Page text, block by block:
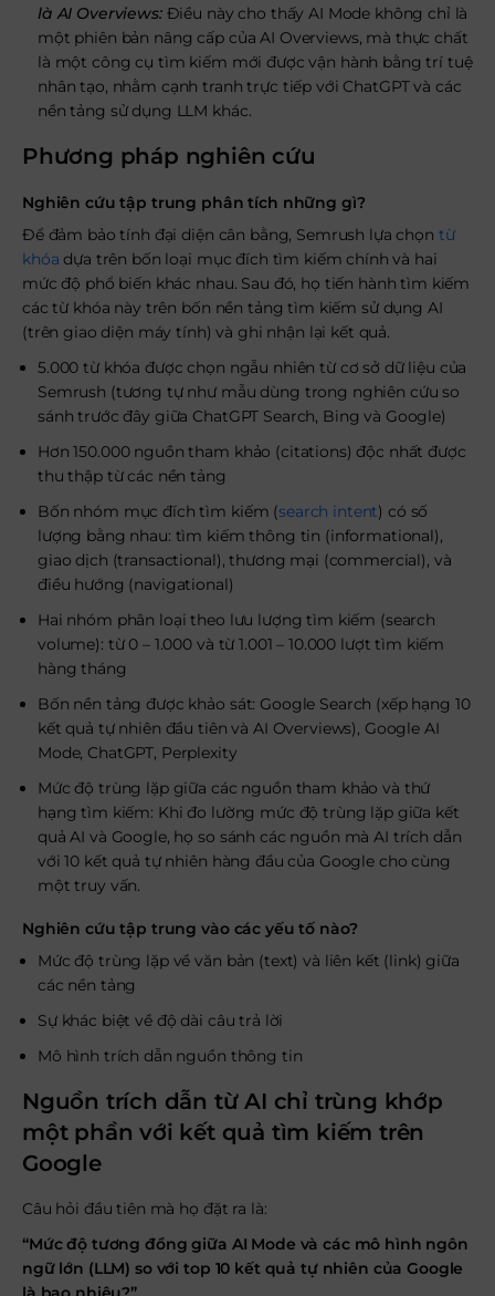
là AI Overviews:Điều này cho thấy AI Mode không chỉ là
một phiên bản nâng cấp của AI Overviews, mà thực chất
là một công cụ tìm kiếm mới được vận hành bằng trí tuệ
nhân tạo, nhằm cạnh tranh trực tiếp với ChatGPT và các
nền tảng sử dụng LLM khác.
Phương pháp nghiên cứu
Nghiên cứu tập trung phân tích những gì?
Để đảm bảo tính đại diện cân bằng, Semrush lựa chọn từ
khóa dựa trên bốn loại mục đích tìm kiếm chính và hai
mức độ phổ biến khác nhau. Sau đó, họ tiến hành tìm kiếm
các từ khóa này trên bốn nền tảng tìm kiếm sử dụng AI
(trên giao diện máy tính) và ghi nhận lại kết quả.
5.000 từ khóa được chọn ngẫu nhiên từ cơ sở dữ liệu của
Semrush (tương tự như mẫu dùng trong nghiên cứu so
sánh trước đây giữa ChatGPT Search, Bing và Google)
Hơn 150.000 nguồn tham khảo (citations) độc nhất được
thu thập từ các nền tảng
Bốn nhóm mục đích tìm kiếm (search intent) có số
lượng bằng nhau: tìm kiếm thông tin (informational),
giao dịch (transactional), thương mại (commercial), và
điều hướng (navigational)
Hai nhóm phân loại theo lưu lượng tìm kiếm (search
volume): từ 0 – 1.000 và từ 1.001 – 10.000 lượt tìm kiếm
hàng tháng
Bốn nền tảng được khảo sát: Google Search (xếp hạng 10
kết quả tự nhiên đầu tiên và AI Overviews), Google AI
Mode, ChatGPT, Perplexity
Mức độ trùng lặp giữa các nguồn tham khảo và thứ
hạng tìm kiếm: Khi đo lường mức độ trùng lặp giữa kết
quả AI và Google, họ so sánh các nguồn mà AI trích dẫn
với 10 kết quả tự nhiên hàng đầu của Google cho cùng
một truy vấn.
Nghiên cứu tập trung vào các yếu tố nào?
Mức độ trùng lặp về văn bản (text) và liên kết (link) giữa
các nền tảng
Sự khác biệt về độ dài câu trả lời
Mô hình trích dẫn nguồn thông tin
Nguồn trích dẫn từ AI chỉ trùng khớp
một phần với kết quả tìm kiếm trên
Google
Câu hỏi đầu tiên mà họ đặt ra là:
“Mức độ tương đồng giữa AI Mode và các mô hình ngôn
ngữ lớn (LLM) so với top 10 kết quả tự nhiên của Google